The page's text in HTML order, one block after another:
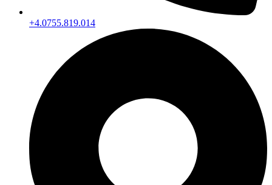
+4.0755.819.014